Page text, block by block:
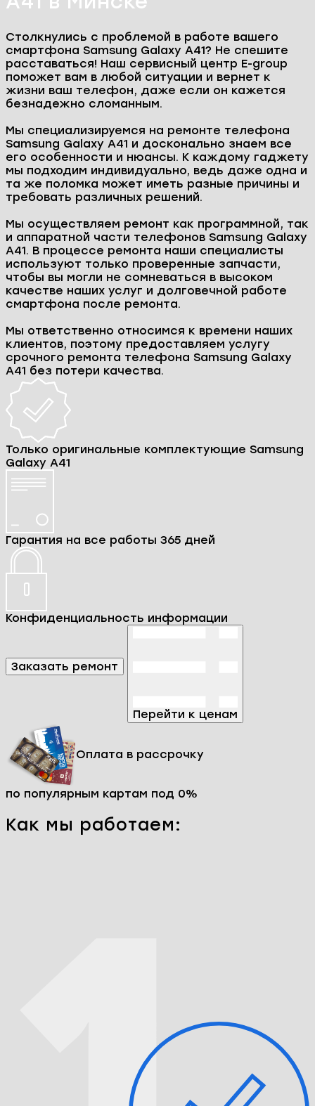
Столкнулись с проблемой в работе вашего
смартфона Samsung Galaxy A41? Не спешите
расставаться! Наш сервисный центр E-group
поможет вам в любой ситуации и вернет к
жизни ваш телефон, даже если он кажется
безнадежно сломанным.
Мы специализируемся на ремонте телефона
Samsung Galaxy A41 и досконально знаем все
его особенности и нюансы. К каждому гаджету
мы подходим индивидуально, ведь даже одна и
та же поломка может иметь разные причины и
требовать различных решений.
Мы осуществляем ремонт как программной, так
и аппаратной части телефонов Samsung Galaxy
A41. В процессе ремонта наши специалисты
используют только проверенные запчасти,
чтобы вы могли не сомневаться в высоком
качестве наших услуг и долговечной работе
смартфона после ремонта.
Мы ответственно относимся к времени наших
клиентов, поэтому предоставляем услугу
срочного ремонта телефона Samsung Galaxy
A41 без потери качества.
Только оригинальные комплектующие Samsung
Galaxy A41
Гарантия на все работы 365 дней
Конфиденциальность информации
Заказать ремонт
Перейти к ценам
Оплата в рассрочку
по популярным картам под 0%
Как мы работаем: